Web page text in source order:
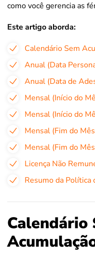
como você gerencia as
Este artigo aborda:
Calendário Sem
Anual (Data
Anual (Data de
Mensal (Início do
Mensal (Início do
Mensal (Fim do
Mensal (Fim do
Licença Não
Resumo da Política
Calendário